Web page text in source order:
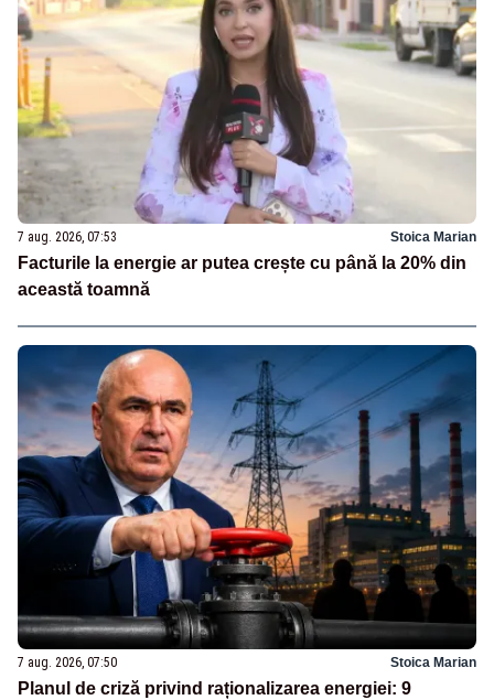
7 aug. 2026, 07:53 Stoica Marian
Facturile la energie ar putea crește cu până la 20% din
această toamnă
7 aug. 2026, 07:50 Stoica Marian
Planul de criză privind raționalizarea energiei: 9